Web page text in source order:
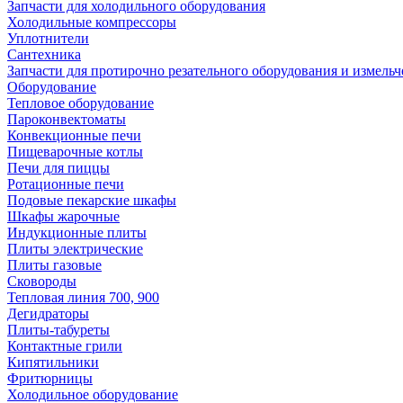
Запчасти для холодильного оборудования
Холодильные компрессоры
Уплотнители
Сантехника
Запчасти для протирочно резательного оборудования и
Оборудование
Тепловое оборудование
Пароконвектоматы
Конвекционные печи
Пищеварочные котлы
Печи для пиццы
Ротационные печи
Подовые пекарские шкафы
Шкафы жарочные
Индукционные плиты
Плиты электрические
Плиты газовые
Сковороды
Тепловая линия 700, 900
Дегидраторы
Плиты-табуреты
Контактные грили
Кипятильники
Фритюрницы
Холодильное оборудование